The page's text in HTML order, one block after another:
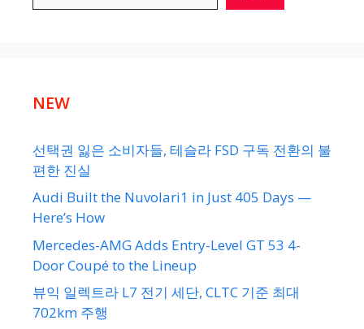
NEW
선택권 잃은 소비자들, 테슬라 FSD 구독 전환의 불
편한 진실
Audi Built the Nuvolari1 in Just 405 Days —
Here’s How
Mercedes-AMG Adds Entry-Level GT 53 4-
Door Coupé to the Lineup
뷰익 일렉트라 L7 전기 세단, CLTC 기준 최대
702km 주행